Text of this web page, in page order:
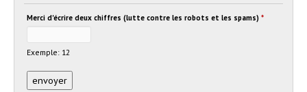
Merci d'écrire deux chiffres (lutte contre les robots et les spams) *
Exemple: 12